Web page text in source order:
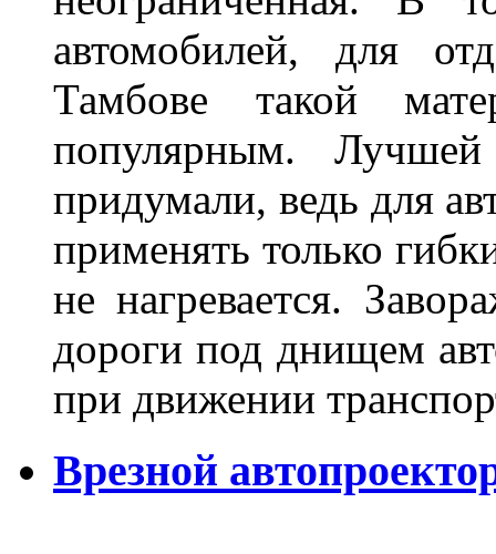
автомобилей, для
Тамбове такой
популярным.
придумали, ведь для
применять только
не нагревается.
дороги под днищем
при движении
Врезной